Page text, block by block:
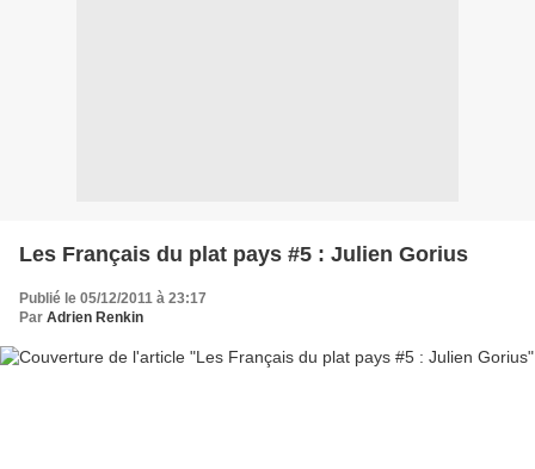
Les Français du plat pays #5 : Julien Gorius
Publié le 05/12/2011 à 23:17
Par Adrien Renkin